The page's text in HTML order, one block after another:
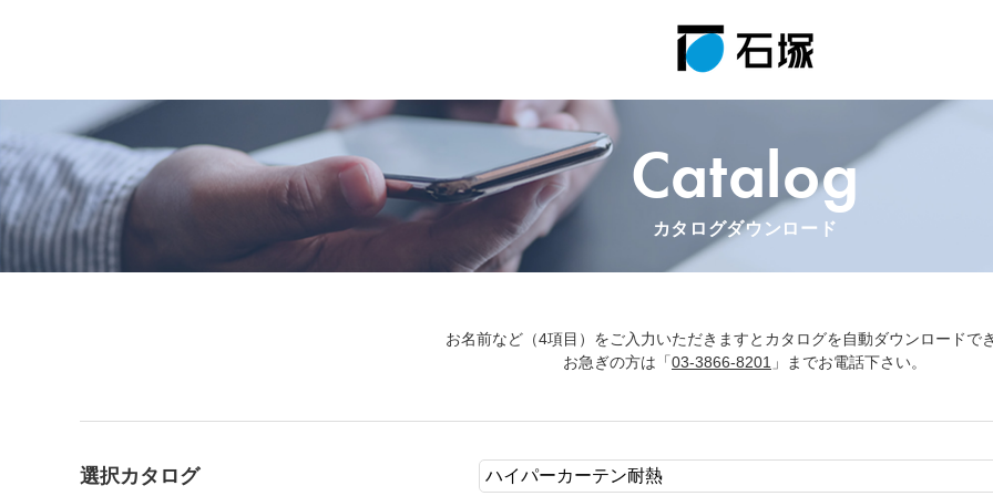
Catalog
カタログダウンロード
お名前など（4項目）をご入力いただきますとカタログを自動ダウンロードで
お急ぎの方は「03-3866-8201 」までお電話下さい。
選択カタログ